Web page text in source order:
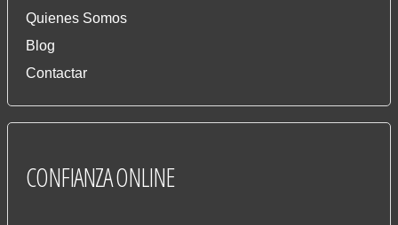
Quienes Somos
Blog
Contactar
CONFIANZAONLINE